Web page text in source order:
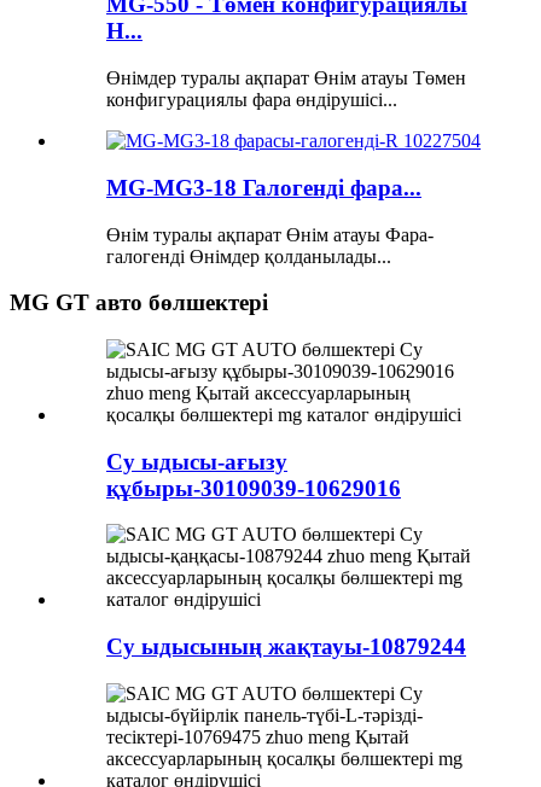
H...
Өнімдер туралы ақпарат Өнім атауы Төмен
конфигурациялы фара өндірушісі...
MG-MG3-18 Галогенді фара...
Өнім туралы ақпарат Өнім атауы Фара-
галогенді Өнімдер қолданылады...
MG GT авто бөлшектері
Су ыдысы-ағызу
құбыры-30109039-10629016
Су ыдысының жақтауы-10879244